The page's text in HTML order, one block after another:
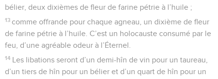
bélier, deux dixièmes de fleur de farine pétrie à l’huile ;
13 comme offrande pour chaque agneau, un dixième de fleur
de farine pétrie à l’huile. C’est un holocauste consumé par le
feu, d’une agréable odeur à l’Éternel.
14 Les libations seront d’un demi-hîn de vin pour un taureau,
d’un tiers de hîn pour un bélier et d’un quart de hîn pour un